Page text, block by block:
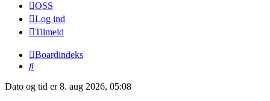
OSS
Log ind
Tilmeld
Boardindeks
Søg
Dato og tid er 8. aug 2026, 05:08